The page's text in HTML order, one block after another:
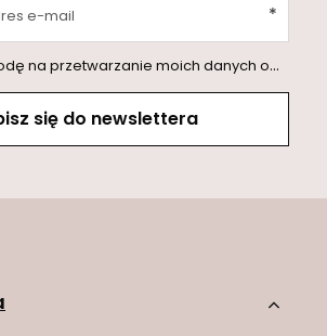
e-mail
danych osobowych (adres e-mail) na potrzeby wysyłki newslettera z informacją handlową (marketing). Więcej w
się do newslettera